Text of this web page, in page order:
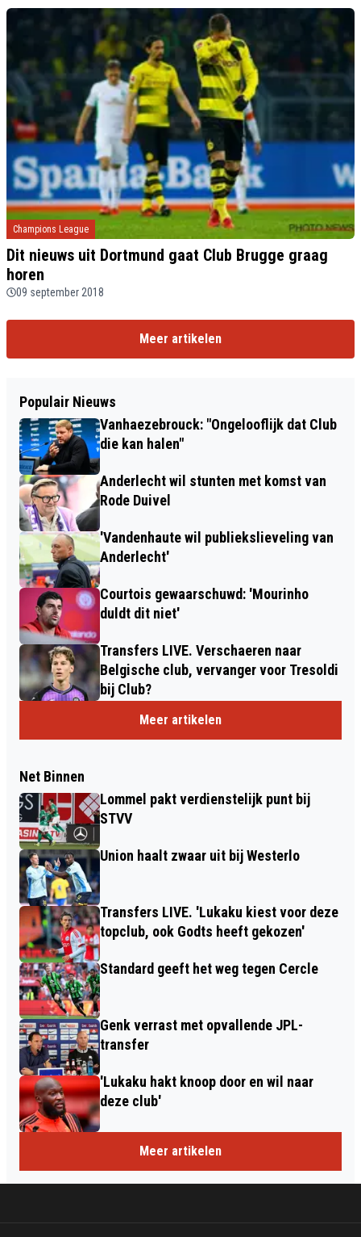
Champions League
Dit nieuws uit Dortmund gaat Club Brugge graag
horen
09 september 2018
Meer artikelen
Populair Nieuws
Vanhaezebrouck: "Ongelooflijk dat Club
die kan halen"
Anderlecht wil stunten met komst van
Rode Duivel
'Vandenhaute wil publiekslieveling van
Anderlecht'
Courtois gewaarschuwd: 'Mourinho
duldt dit niet'
Transfers LIVE. Verschaeren naar
Belgische club, vervanger voor Tresoldi
bij Club?
Meer artikelen
Net Binnen
Lommel pakt verdienstelijk punt bij
STVV
Union haalt zwaar uit bij Westerlo
Transfers LIVE. 'Lukaku kiest voor deze
topclub, ook Godts heeft gekozen'
Standard geeft het weg tegen Cercle
Genk verrast met opvallende JPL-
transfer
'Lukaku hakt knoop door en wil naar
deze club'
Meer artikelen